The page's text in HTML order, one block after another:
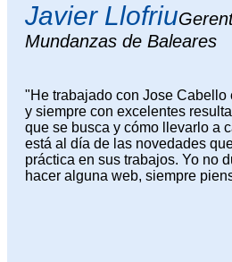
Javier Llofriu
Mundanzas de Baleares
"He trabajado con Jose Cabello
y siempre con excelentes
que se busca y cómo llevarlo a
está al día de las novedades
práctica en sus trabajos. Yo no
hacer alguna web, siempre